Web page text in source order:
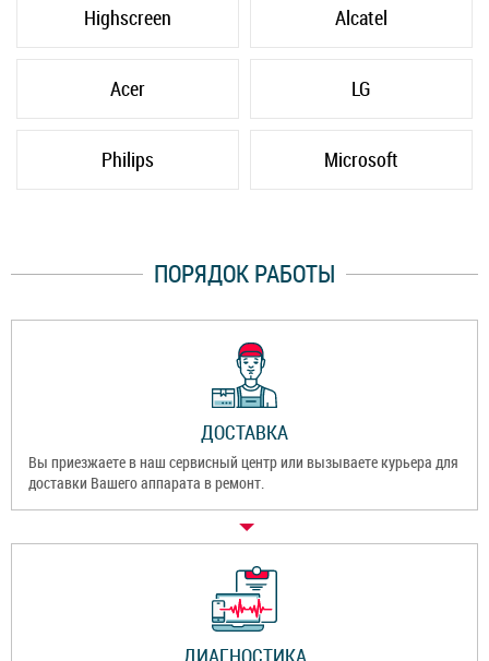
Highscreen Alcatel
Acer LG
Philips Microsoft
ПОРЯДОК РАБОТЫ
ДОСТАВКА
Вы приезжаете в наш сервисный центр или вызываете курьера для
доставки Вашего аппарата в ремонт.
ДИАГНОСТИКА